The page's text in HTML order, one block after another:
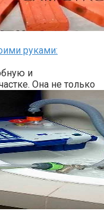
руками:
и
Она не только